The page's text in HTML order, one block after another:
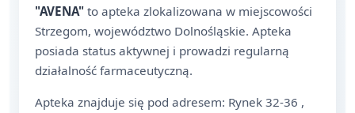
"AVENA" to apteka zlokalizowana w miejscowości
Strzegom, województwo Dolnośląskie. Apteka
posiada status aktywnej i prowadzi regularną
działalność farmaceutyczną.
Apteka znajduje się pod adresem: Rynek 32-36 ,